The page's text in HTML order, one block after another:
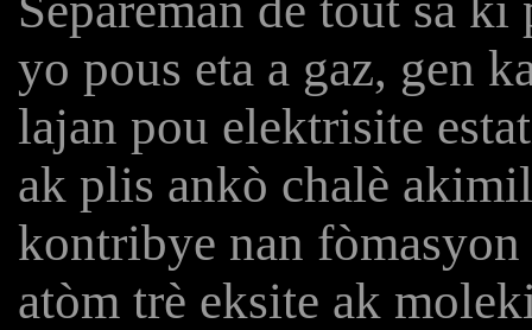
yo pous eta a gaz, gen
lajan pou elektrisite
ak plis ankò chalè
kontribye nan
atòm trè eksite ak